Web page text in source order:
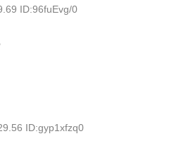
ID:96fuEvg/0
ID:gyp1xfzq0